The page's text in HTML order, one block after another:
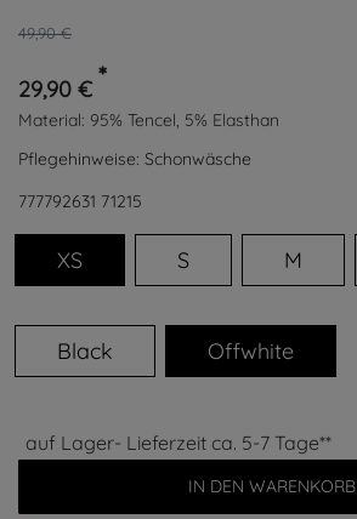
49,90 €
29,90 € *
Material: 95% Tencel, 5% Elasthan
Pflegehinweise: Schonwäsche
777792631 71215
XS S M
Black Offwhite
auf Lager- Lieferzeit ca. 5-7 Tage**
IN DEN WARENKORB